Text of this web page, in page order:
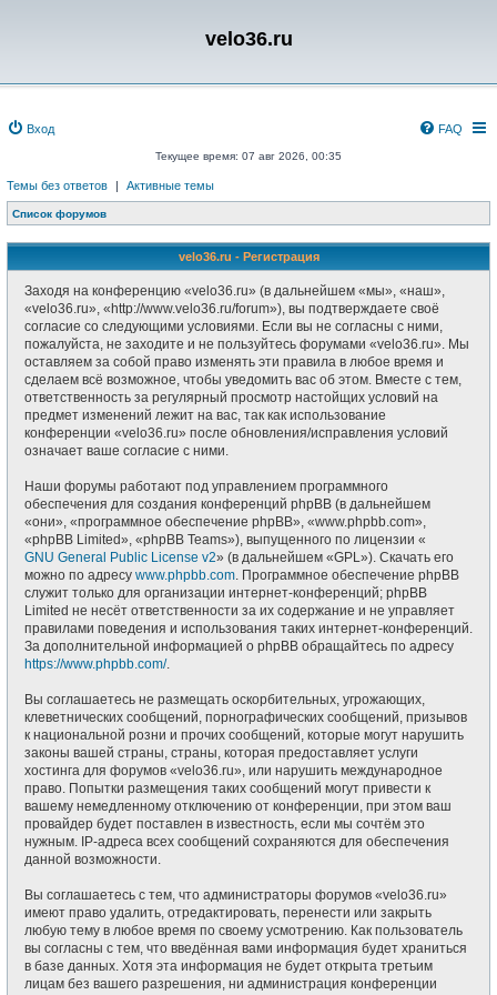
velo36.ru
Вход FAQ
Текущее время: 07 авг 2026, 00:35
Темы без ответов | Активные темы
Список форумов
velo36.ru - Регистрация
Заходя на конференцию «velo36.ru» (в дальнейшем «мы», «наш»,
«velo36.ru», «http://www.velo36.ru/forum»), вы подтверждаете своё
согласие со следующими условиями. Если вы не согласны с ними,
пожалуйста, не заходите и не пользуйтесь форумами «velo36.ru». Мы
оставляем за собой право изменять эти правила в любое время и
сделаем всё возможное, чтобы уведомить вас об этом. Вместе с тем,
ответственность за регулярный просмотр настойщих условий на
предмет изменений лежит на вас, так как использование
конференции «velo36.ru» после обновления/исправления условий
означает ваше согласие с ними.
Наши форумы работают под управлением программного
обеспечения для создания конференций phpBB (в дальнейшем
«они», «программное обеспечение phpBB», «www.phpbb.com»,
«phpBB Limited», «phpBB Teams»), выпущенного по лицензии «
GNU General Public License v2» (в дальнейшем «GPL»). Скачать его
можно по адресу www.phpbb.com. Программное обеспечение phpBB
служит только для организации интернет-конференций; phpBB
Limited не несёт ответственности за их содержание и не управляет
правилами поведения и использования таких интернет-конференций.
За дополнительной информацией о phpBB обращайтесь по адресу
https://www.phpbb.com/.
Вы соглашаетесь не размещать оскорбительных, угрожающих,
клеветнических сообщений, порнографических сообщений, призывов
к национальной розни и прочих сообщений, которые могут нарушить
законы вашей страны, страны, которая предоставляет услуги
хостинга для форумов «velo36.ru», или нарушить международное
право. Попытки размещения таких сообщений могут привести к
вашему немедленному отключению от конференции, при этом ваш
провайдер будет поставлен в известность, если мы сочтём это
нужным. IP-адреса всех сообщений сохраняются для обеспечения
данной возможности.
Вы соглашаетесь с тем, что администраторы форумов «velo36.ru»
имеют право удалить, отредактировать, перенести или закрыть
любую тему в любое время по своему усмотрению. Как пользователь
вы согласны с тем, что введённая вами информация будет храниться
в базе данных. Хотя эта информация не будет открыта третьим
лицам без вашего разрешения, ни администрация конференции